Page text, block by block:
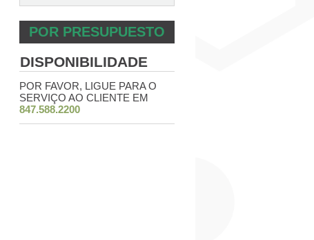
POR PRESUPUESTO
DISPONIBILIDADE
POR FAVOR, LIGUE PARA O
SERVIÇO AO CLIENTE EM
847.588.2200